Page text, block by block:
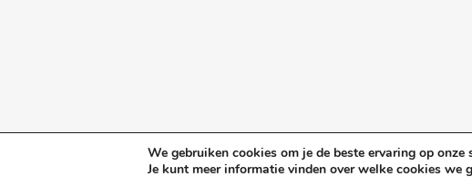
We gebruiken cookies om je de beste ervaring op onze
Je kunt meer informatie vinden over welke cookies we